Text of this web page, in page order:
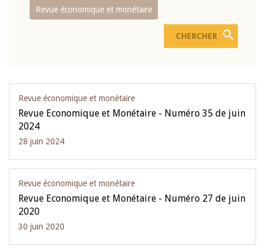
Revue économique et monétaire
Revue économique et monétaire
Revue Economique et Monétaire - Numéro 35 de juin
2024
28 juin 2024
Revue économique et monétaire
Revue Economique et Monétaire - Numéro 27 de juin
2020
30 juin 2020